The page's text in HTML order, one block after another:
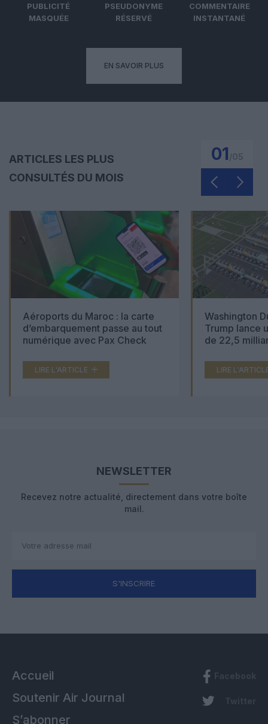
PUBLICITÉ
MASQUÉE
PSEUDONYME
RÉSERVÉ
COMMENTAIRE
INSTANTANÉ
EN SAVOIR PLUS
ARTICLES LES PLUS
CONSULTÉS DU MOIS
01
Aéroports du Maroc : la carte
d’embarquement passe au tout
numérique avec Pax Check
LIRE L'ARTICLE
Washington
Trump lance
de 22,5
LIRE
NEWSLETTER
Recevez notre actualité, directement dans votre boîte
mail.
S'INSCRIRE
Accueil
Soutenir Air Journal
S’abonner